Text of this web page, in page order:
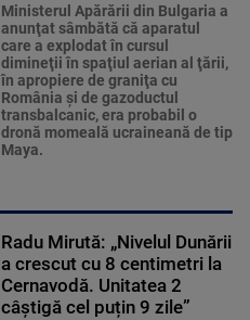
Ministerul Apărării din Bulgaria a
anunţat sâmbătă că aparatul
care a explodat în cursul
dimineţii în spaţiul aerian al ţării,
în apropiere de graniţa cu
România şi de gazoductul
transbalcanic, era probabil o
dronă momeală ucraineană de tip
Maya.
Radu Mirută: „Nivelul Dunării
a crescut cu 8 centimetri la
Cernavodă. Unitatea 2
câștigă cel puțin 9 zile”